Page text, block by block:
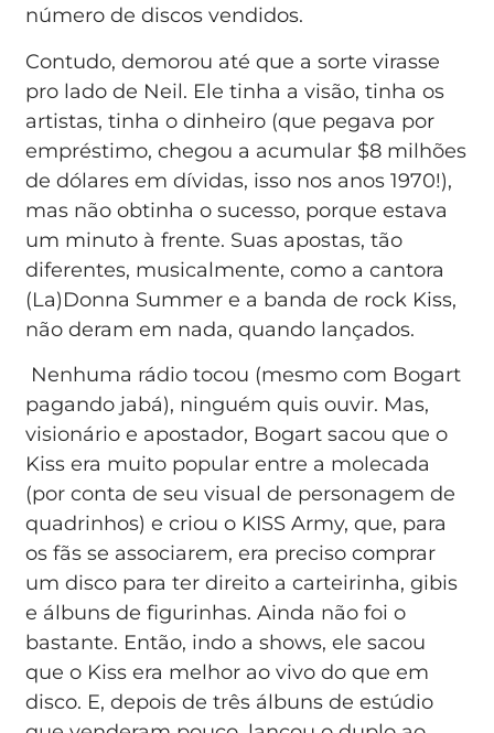
número de discos vendidos.
Contudo, demorou até que a sorte virasse
pro lado de Neil. Ele tinha a visão, tinha os
artistas, tinha o dinheiro (que pegava por
empréstimo, chegou a acumular $8 milhões
de dólares em dívidas, isso nos anos 1970!),
mas não obtinha o sucesso, porque estava
um minuto à frente. Suas apostas, tão
diferentes, musicalmente, como a cantora
(La)Donna Summer e a banda de rock Kiss,
não deram em nada, quando lançados.
Nenhuma rádio tocou (mesmo com Bogart
pagando jabá), ninguém quis ouvir. Mas,
visionário e apostador, Bogart sacou que o
Kiss era muito popular entre a molecada
(por conta de seu visual de personagem de
quadrinhos) e criou o KISS Army, que, para
os fãs se associarem, era preciso comprar
um disco para ter direito a carteirinha, gibis
e álbuns de figurinhas. Ainda não foi o
bastante. Então, indo a shows, ele sacou
que o Kiss era melhor ao vivo do que em
disco. E, depois de três álbuns de estúdio